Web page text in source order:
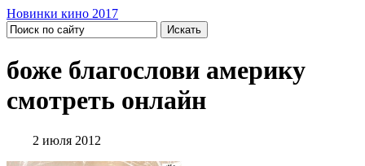
Новинки кино 2017
боже благослови америку
смотреть онлайн
2 июля 2012